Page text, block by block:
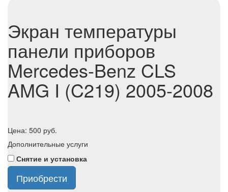
Экран температуры
панели приборов
Mercedes-Benz CLS
AMG I (C219) 2005-2008
Цена: 500 руб.
Дополнительные услуги
Снятие и установка
Приобрести